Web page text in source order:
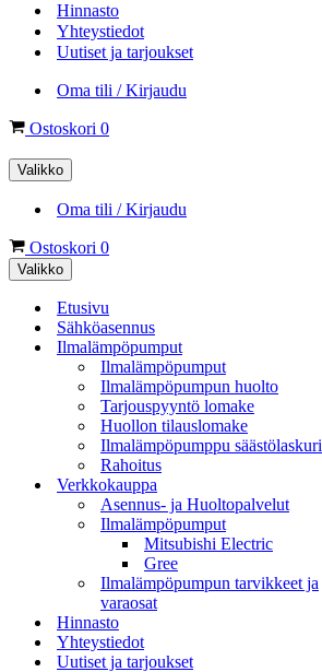
Hinnasto
Yhteystiedot
Uutiset ja tarjoukset
Oma tili / Kirjaudu
Ostoskori 0
Valikko
Oma tili / Kirjaudu
Ostoskori 0
Valikko
Etusivu
Sähköasennus
Ilmalämpöpumput
Ilmalämpöpumput
Ilmalämpöpumpun huolto
Tarjouspyyntö lomake
Huollon tilauslomake
Ilmalämpöpumppu säästölaskuri
Rahoitus
Verkkokauppa
Asennus- ja Huoltopalvelut
Ilmalämpöpumput
Mitsubishi Electric
Gree
Ilmalämpöpumpun tarvikkeet ja
varaosat
Hinnasto
Yhteystiedot
Uutiset ja tarjoukset